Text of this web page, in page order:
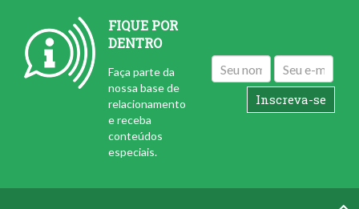
FIQUE POR
DENTRO
Faça parte da
nossa base de
relacionamento
e receba
conteúdos
especiais.